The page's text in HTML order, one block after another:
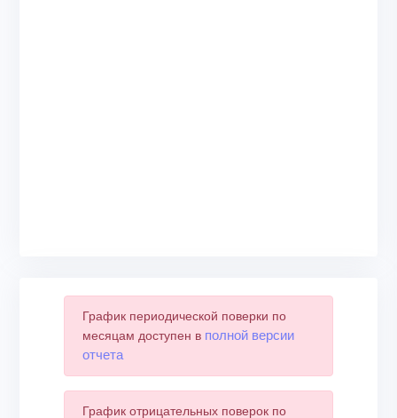
График периодической поверки по
месяцам доступен в полной версии
отчета
График отрицательных поверок по